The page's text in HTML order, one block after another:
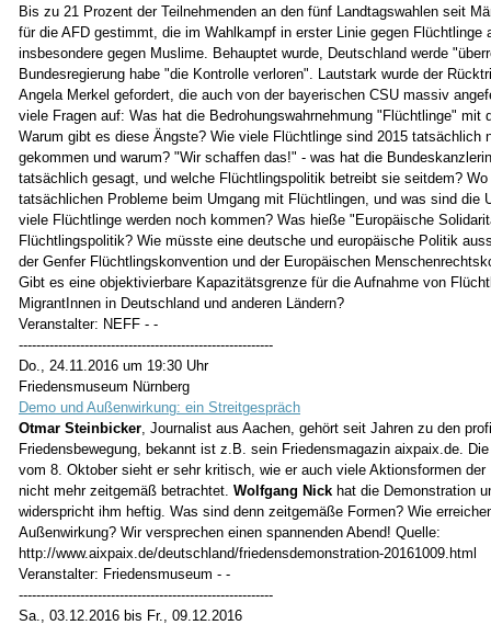
Bis zu 21 Prozent der Teilnehmenden an den fünf Landtagswahlen seit
für die AFD gestimmt, die im Wahlkampf in erster Linie gegen Flüchtlinge
insbesondere gegen Muslime. Behauptet wurde, Deutschland werde
Bundesregierung habe "die Kontrolle verloren". Lautstark wurde der
Angela Merkel gefordert, die auch von der bayerischen CSU massiv
viele Fragen auf: Was hat die Bedrohungswahrnehmung "Flüchtlinge" mit
Warum gibt es diese Ängste? Wie viele Flüchtlinge sind 2015 tatsächlich
gekommen und warum? "Wir schaffen das!" - was hat die
tatsächlich gesagt, und welche Flüchtlingspolitik betreibt sie seitdem? Wo
tatsächlichen Probleme beim Umgang mit Flüchtlingen, und was sind die
viele Flüchtlinge werden noch kommen? Was hieße "Europäische
Flüchtlingspolitik? Wie müsste eine deutsche und europäische Politik
der Genfer Flüchtlingskonvention und der Europäischen
Gibt es eine objektivierbare Kapazitätsgrenze für die Aufnahme von
MigrantInnen in Deutschland und anderen Ländern?
Veranstalter: NEFF - -
----------------------------------------------------------
Do., 24.11.2016 um 19:30 Uhr
Friedensmuseum Nürnberg
Demo und Außenwirkung: ein Streitgespräch
Otmar Steinbicker, Journalist aus Aachen, gehört seit Jahren zu den
Friedensbewegung, bekannt ist z.B. sein Friedensmagazin aixpaix.de.
vom 8. Oktober sieht er sehr kritisch, wie er auch viele Aktionsformen der
nicht mehr zeitgemäß betrachtet. Wolfgang Nick hat die Demonstration
widerspricht ihm heftig. Was sind denn zeitgemäße Formen? Wie
Außenwirkung? Wir versprechen einen spannenden Abend! Quelle:
http://www.aixpaix.de/deutschland/friedensdemonstration-20161009.html
Veranstalter: Friedensmuseum - -
----------------------------------------------------------
Sa., 03.12.2016 bis Fr., 09.12.2016